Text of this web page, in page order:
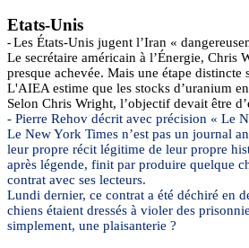
Etats-Unis
- Les États-Unis jugent l’Iran «
Le secrétaire américain à l’Énergie, Chris
presque achevée. Mais une étape
L'AIEA estime que les stocks d’uranium
Selon Chris Wright, l’objectif devait être
- Pierre Rehov décrit avec précision « Le
Le New York Times n’est pas un journal
leur propre récit légitime de leur propre
après légende, finit par produire quelque
contrat avec ses lecteurs.
Lundi dernier, ce contrat a été déchiré en
chiens étaient dressés à violer des
simplement, une plaisanterie ?